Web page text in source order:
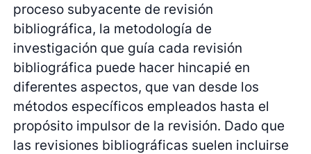
proceso subyacente de revisión
bibliográfica, la metodología de
investigación que guía cada revisión
bibliográfica puede hacer hincapié en
diferentes aspectos, que van desde los
métodos específicos empleados hasta el
propósito impulsor de la revisión. Dado que
las revisiones bibliográficas suelen incluirse